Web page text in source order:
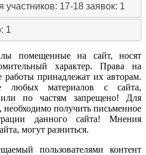
участников: 17-18заявок: 1
1
помещенные на сайт,носят
характер. Права
на
работы принадлежат их авторам.
любых материалов с сайта,
или по частям запрещено! Для
, необходимо получить письменное
данного сайта! Мнения
, могут разниться.
пользователями
контент